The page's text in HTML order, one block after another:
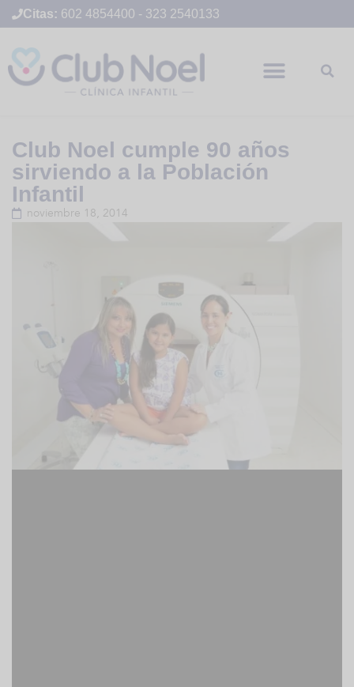
Citas: 602 4854400 - 323 2540133
Club Noel cumple 90 años
sirviendo a la Población
Infantil
noviembre 18, 2014